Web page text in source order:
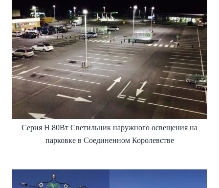
Серия H 80Вт Светильник наружного освещения на
парковке в Соединенном Королевстве